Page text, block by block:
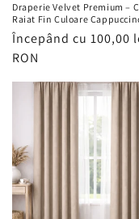
Draperie Velvet Premium –
Raiat Fin Culoare
Preț
obișnuit
Începând cu 100,00
RON